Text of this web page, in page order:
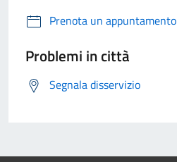
Prenota un appuntamento
Problemi in città
Segnala disservizio